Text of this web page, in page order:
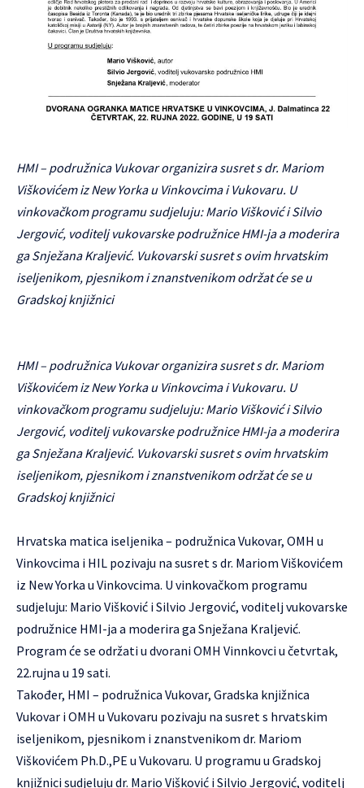
HMI – podružnica Vukovar organizira susret s dr. Mariom
Viškovićem iz New Yorka u Vinkovcima i Vukovaru. U
vinkovačkom programu sudjeluju: Mario Višković i Silvio
Jergović, voditelj vukovarske podružnice HMI-ja a moderira
ga Snježana Kraljević. Vukovarski susret s ovim hrvatskim
iseljenikom, pjesnikom i znanstvenikom održat će se u
Gradskoj knjižnici
HMI – podružnica Vukovar organizira susret s dr. Mariom
Viškovićem iz New Yorka u Vinkovcima i Vukovaru. U
vinkovačkom programu sudjeluju: Mario Višković i Silvio
Jergović, voditelj vukovarske podružnice HMI-ja a moderira
ga Snježana Kraljević. Vukovarski susret s ovim hrvatskim
iseljenikom, pjesnikom i znanstvenikom održat će se u
Gradskoj knjižnici
Hrvatska matica iseljenika – podružnica Vukovar, OMH u
Vinkovcima i HIL pozivaju na susret s dr. Mariom Viškovićem
iz New Yorka u Vinkovcima. U vinkovačkom programu
sudjeluju: Mario Višković i Silvio Jergović, voditelj vukovarske
podružnice HMI-ja a moderira ga Snježana Kraljević.
Program će se održati u dvorani OMH Vinnkovci u četvrtak,
22.rujna u 19 sati.
Također, HMI – podružnica Vukovar, Gradska knjižnica
Vukovar i OMH u Vukovaru pozivaju na susret s hrvatskim
iseljenikom, pjesnikom i znanstvenikom dr. Mariom
Viškovićem Ph.D.,PE u Vukovaru. U programu u Gradskoj
knjižnici sudjeluju dr. Mario Višković i Silvio Jergović, voditelj